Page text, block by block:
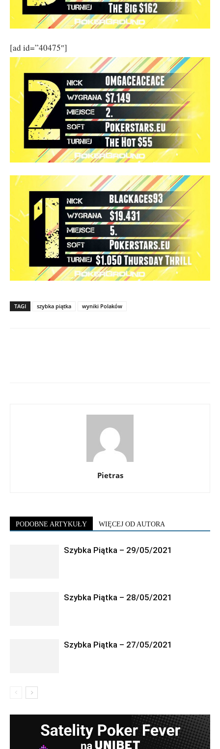
[ad id=”40475″]
TAGI szybka piątka wyniki Polaków
Pietras
PODOBNE ARTYKUŁY WIĘCEJ OD AUTORA
Szybka Piątka – 29/05/2021
Szybka Piątka – 28/05/2021
Szybka Piątka – 27/05/2021